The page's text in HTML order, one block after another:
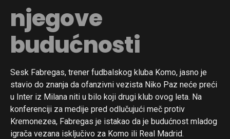
njegove
budućnosti
Sesk Fabregas, trener fudbalskog kluba Komo, jasno je
stavio do znanja da ofanzivni vezista Niko Paz neće preći
u Inter iz Milana niti u bilo koji drugi klub ovog leta. Na
konferenciji za medije pred odlučujući meč protiv
Kremonezea, Fabregas je istakao da je budućnost mladog
igrača vezana isključivo za Komo ili Real Madrid.